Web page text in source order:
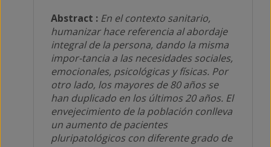
Abstract : En el contexto sanitario,
humanizar hace referencia al abordaje
integral de la persona, dando la misma
impor-tancia a las necesidades sociales,
emocionales, psicológicas y físicas. Por
otro lado, los mayores de 80 años se
han duplicado en los últimos 20 años. El
envejecimiento de la población conlleva
un aumento de pacientes
pluripatológicos con diferente grado de